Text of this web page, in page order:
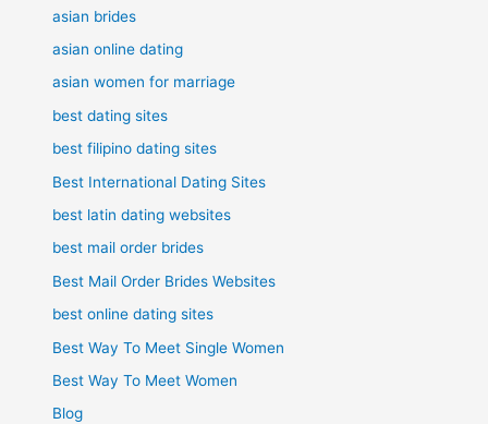
asian brides
asian online dating
asian women for marriage
best dating sites
best filipino dating sites
Best International Dating Sites
best latin dating websites
best mail order brides
Best Mail Order Brides Websites
best online dating sites
Best Way To Meet Single Women
Best Way To Meet Women
Blog